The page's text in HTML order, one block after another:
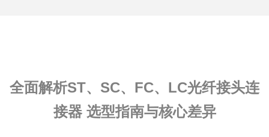
全面解析ST、SC、FC、LC光纤接头连
接器 选型指南与核心差异